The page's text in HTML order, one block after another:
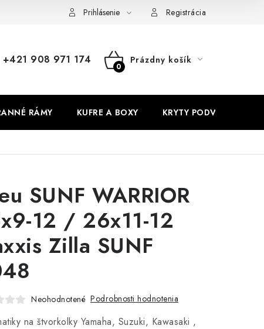
Prihlásenie Registrácia
+421 908 971 174
NÁKUPNÝ
Prázdny košík
RÁMY KUFRE A BOXY KRYTY PODVOZKU
SUNF WARRIOR
12 / 26x11-12
Zilla SUNF
Neohodnotené Podrobnosti hodnotenia
na štvorkolky Yamaha, Suzuki, Kawasaki ,